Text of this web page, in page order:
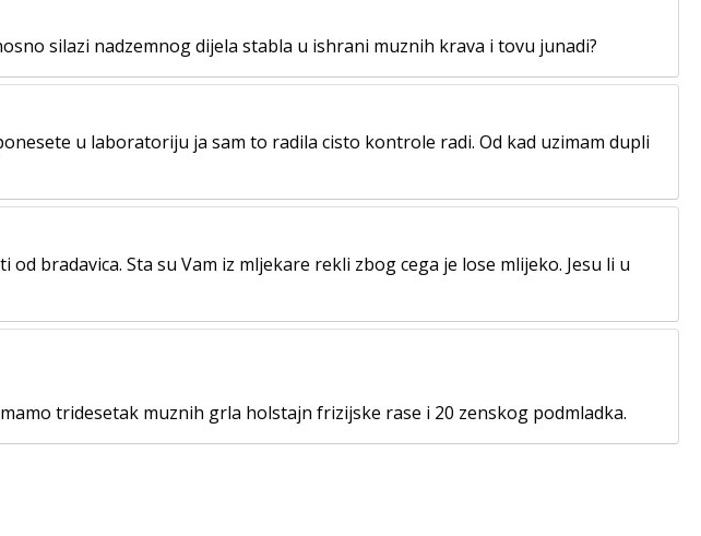
silazi nadzemnog dijela stabla u ishrani muznih krava i tovu junadi?
u laboratoriju ja sam to radila cisto kontrole radi. Od kad uzimam dupli
bradavica. Sta su Vam iz mljekare rekli zbog cega je lose mlijeko. Jesu li u
tridesetak muznih grla holstajn frizijske rase i 20 zenskog podmladka.